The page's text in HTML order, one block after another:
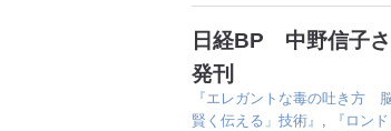
日経BP 中野信子
発刊
『エレガントな毒の吐き方
賢く伝える」技術』
『ロン